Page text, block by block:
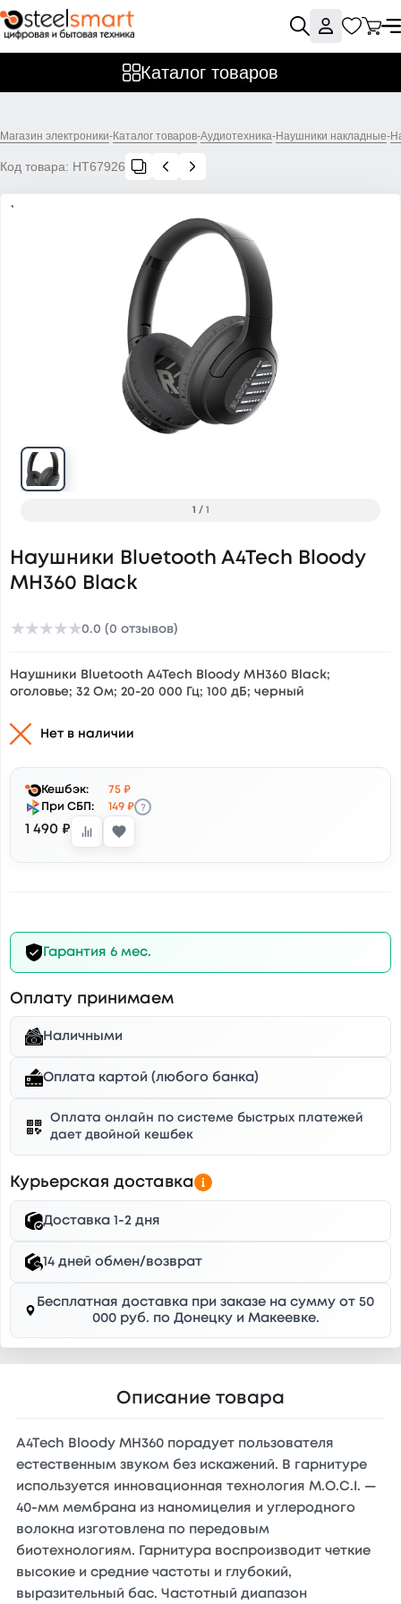
Каталог товаров
Магазин электроники-Каталог товаров-Аудиотехника-Наушники накладные-
Код товара: НТ67926
1 / 1
Наушники Bluetooth A4Tech Bloody
MH360 Black
★★★★★0.0 (0 отзывов)
Наушники Bluetooth A4Tech Bloody MH360 Black;
оголовье; 32 Ом; 20-20 000 Гц; 100 дБ; черный
Нет в наличии
Кешбэк:
75 ₽
При СБП:
149 ₽ ?
1 490 ₽
Гарантия 6 мес.
Оплату принимаем
Наличными
Оплата картой (любого банка)
Оплата онлайн по системе быстрых платежей
дает двойной кешбек
Курьерская доставка
Доставка 1-2 дня
14 дней обмен/возврат
Бесплатная доставка при заказе на сумму от 50
000 руб. по Донецку и Макеевке.
Описание товара
A4Tech Bloody MH360 порадует пользователя
естественным звуком без искажений. В гарнитуре
используется инновационная технология M.O.C.I. —
40-мм мембрана из наномицелия и углеродного
волокна изготовлена по передовым
биотехнологиям. Гарнитура воспроизводит четкие
высокие и средние частоты и глубокий,
выразительный бас. Частотный диапазон